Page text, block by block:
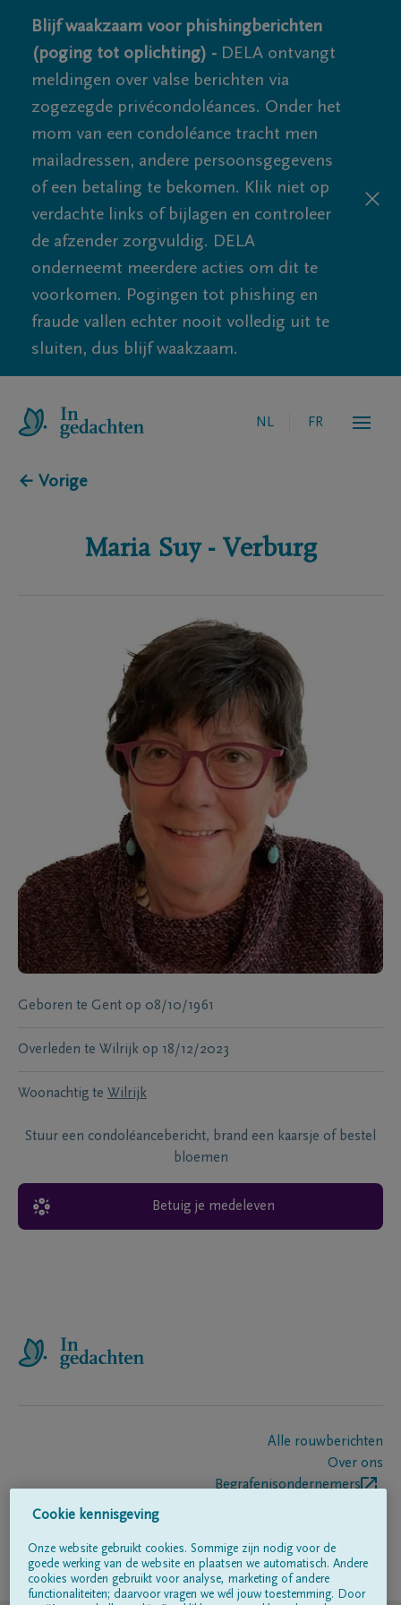
Blijf waakzaam voor phishingberichten
(poging tot oplichting) - DELA ontvangt
meldingen over valse berichten via
zogezegde privécondoléances. Onder het
mom van een condoléance tracht men
mailadressen, andere persoonsgegevens
of een betaling te bekomen. Klik niet op
verdachte links of bijlagen en controleer
de afzender zorgvuldig. DELA
onderneemt meerdere acties om dit te
voorkomen. Pogingen tot phishing en
fraude vallen echter nooit volledig uit te
sluiten, dus blijf waakzaam.
NL FR
← Vorige
Maria Suy - Verburg
Geboren te Gent op 08/10/1961
Overleden te Wilrijk op 18/12/2023
Woonachtig te Wilrijk
Stuur een condoléancebericht, brand een kaarsje of bestel
bloemen
Betuig je medeleven
Alle rouwberichten
Over ons
Begrafenisondernemers
Volg ons op
Cookie kennisgeving
Onze website gebruikt cookies. Sommige zijn nodig voor de
goede werking van de website en plaatsen we automatisch. Andere
cookies worden gebruikt voor analyse, marketing of andere
functionaliteiten; daarvoor vragen we wél jouw toestemming. Door